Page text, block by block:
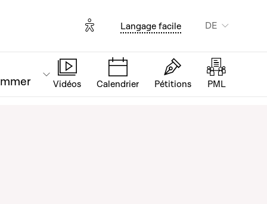
Options d'accessibilité
Langage facile DE
Vidéos Calendrier Pétitions PML